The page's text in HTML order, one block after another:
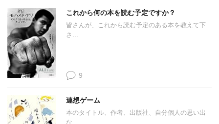
これから何の本を読む予定ですか？
皆さんが、これから読む予定のある本を教えて下
さ...
9
連想ゲーム
本のタイトル、作者、出版社、自分個人の思い出
な...